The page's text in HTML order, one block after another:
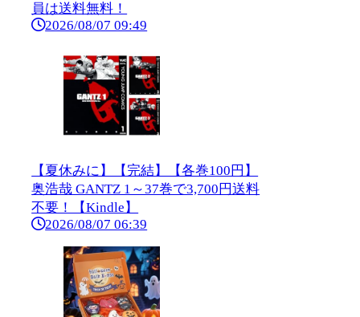
員は送料無料！
2026/08/07 09:49
【夏休みに】【完結】【各巻100円】
奥浩哉 GANTZ 1～37巻で3,700円送料
不要！【Kindle】
2026/08/07 06:39